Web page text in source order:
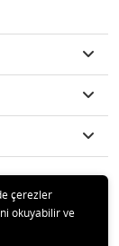
Tüm hakları
çerezler
okuyabilir ve